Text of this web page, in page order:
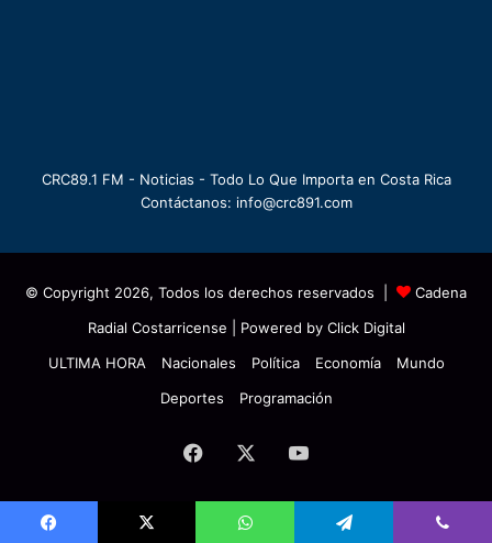
CRC89.1 FM - Noticias - Todo Lo Que Importa en Costa Rica
Contáctanos: info@crc891.com
© Copyright 2026, Todos los derechos reservados |
Cadena
Radial Costarricense | Powered by Click Digital
ULTIMA HORA
Nacionales Política Economía
Mundo
Deportes
Programación
Facebook YouTube